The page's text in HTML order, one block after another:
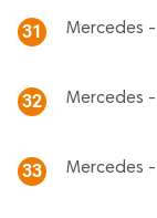
31 Mercedes -
32 Mercedes -
33 Mercedes -